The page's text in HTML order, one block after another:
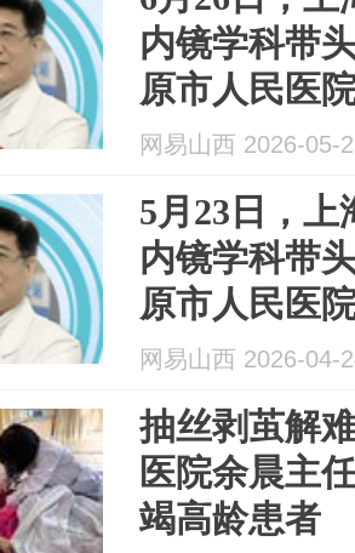
内镜学科带
原市人民医
网易山西 2026-05-
5月23日，
内镜学科带
原市人民医
网易山西 2026-04-
抽丝剥茧解
医院余晨主
竭高龄患者